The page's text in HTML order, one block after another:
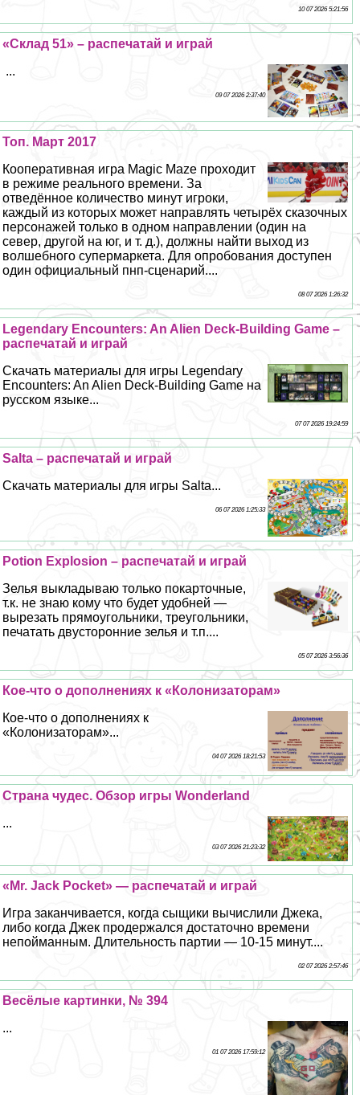
10 07 2026 5:21:56
«Склад 51» – распечатай и играй
...
09 07 2026 2:37:40
Топ. Март 2017
Кооперативная игра Magic Maze проходит
в режиме реального времени. За
отведённое количество минут игроки,
каждый из которых может направлять четырёх сказочных
персонажей только в одном направлении (один на
север, другой на юг, и т. д.), должны найти выход из
волшебного супермаркета. Для опробования доступен
один официальный пнп-сценарий....
08 07 2026 1:26:32
Legendary Encounters: An Alien Deck-Building Game –
распечатай и играй
Скачать материалы для игры Legendary
Encounters: An Alien Deck-Building Game на
русском языке...
07 07 2026 19:24:59
Salta – распечатай и играй
Скачать материалы для игры Salta...
06 07 2026 1:25:33
Potion Explosion – распечатай и играй
Зелья выкладываю только покарточные,
т.к. не знаю кому что будет удобней —
вырезать прямоугольники, треугольники,
печатать двусторонние зелья и т.п....
05 07 2026 3:56:36
Кое-что о дополнениях к «Колонизаторам»
Кое-что о дополнениях к
«Колонизаторам»...
04 07 2026 18:21:53
Страна чудес. Обзор игры Wonderland
...
03 07 2026 21:23:32
«Mr. Jack Pocket» — распечатай и играй
Игра заканчивается, когда сыщики вычислили Джека,
либо когда Джек продержался достаточно времени
непойманным. Длительность партии — 10-15 минут....
02 07 2026 2:57:46
Весёлые картинки, № 394
...
01 07 2026 17:59:12